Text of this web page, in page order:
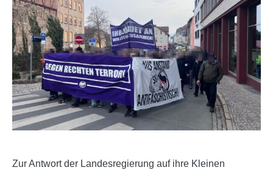
Zur Antwort der Landesregierung auf ihre Kleinen